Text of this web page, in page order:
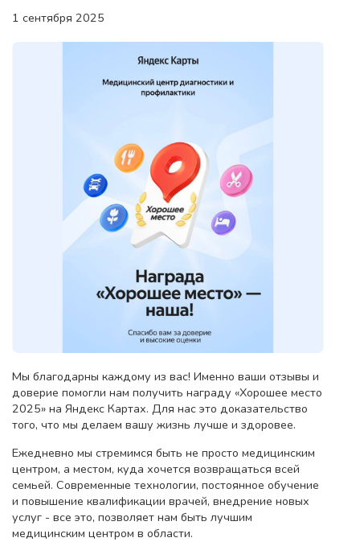
1 сентября 2025
Мы благодарны каждому из вас! Именно ваши отзывы и
доверие помогли нам получить награду «Хорошее место
2025» на Яндекс Картах. Для нас это доказательство
того, что мы делаем вашу жизнь лучше и здоровее.
Ежедневно мы стремимся быть не просто медицинским
центром, а местом, куда хочется возвращаться всей
семьей. Современные технологии, постоянное обучение
и повышение квалификации врачей, внедрение новых
услуг - все это, позволяет нам быть лучшим
медицинским центром в области.